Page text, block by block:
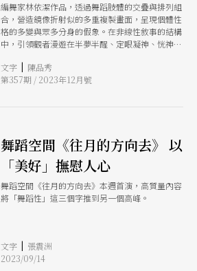
編舞家林依潔作品，透過舞蹈肢體的交疊與排列組
合，營造鏡像折射似的多重複製畫面，呈現個體性
格的多變與眾多分身的假象。在非線性敘事的結構
中，引領觀者漫遊在半夢半醒、定眼凝神、恍神放
虛構╱異質空間，進而開啟個人內心錯綜複雜的奇
思異想。
文字 | 陳品秀
第357期 / 2023年12月號
舞蹈空間《往月的方向去》 以
「美好」撫慰人心
舞蹈空間《往月的方向去》本週首演，高質量內容
將「舞蹈性」這三個字推到另一個高峰。
文字 | 張震洲
2023/09/14